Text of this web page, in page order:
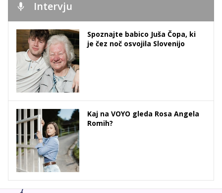
Intervju
Spoznajte babico Juša Čopa, ki
je čez noč osvojila Slovenijo
Kaj na VOYO gleda Rosa Angela
Romih?